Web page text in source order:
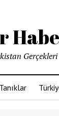
Gerçekleri
Tanıklar